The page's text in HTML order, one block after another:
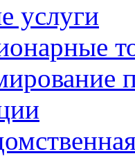
услуги